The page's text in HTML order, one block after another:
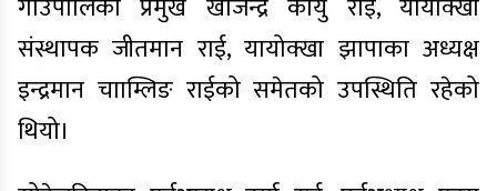
गाउँपालिका प्रमुख खजिन्द्र कोयु राई, यायोक्खा
संस्थापक जीतमान राई, यायोक्खा झापाका अध्यक्ष
इन्द्रमान चााम्लिङ राईको समेतको उपस्थिति रहेको
थियो।